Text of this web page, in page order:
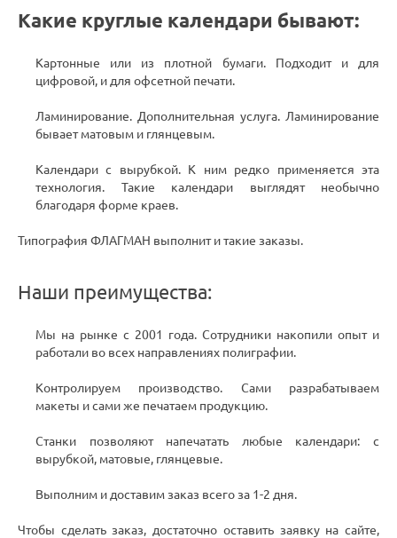
Какие круглые календари бывают:
Картонные или из плотной бумаги. Подходит и для
цифровой, и для офсетной печати.
Ламинирование. Дополнительная услуга. Ламинирование
бывает матовым и глянцевым.
Календари с вырубкой. К ним редко применяется эта
технология. Такие календари выглядят необычно
благодаря форме краев.
Типография ФЛАГМАН выполнит и такие заказы.
Наши преимущества:
Мы на рынке с 2001 года. Сотрудники накопили опыт и
работали во всех направлениях полиграфии.
Контролируем производство. Сами разрабатываем
макеты и сами же печатаем продукцию.
Станки позволяют напечатать любые календари: с
вырубкой, матовые, глянцевые.
Выполним и доставим заказ всего за 1-2 дня.
Чтобы сделать заказ, достаточно оставить заявку на сайте,